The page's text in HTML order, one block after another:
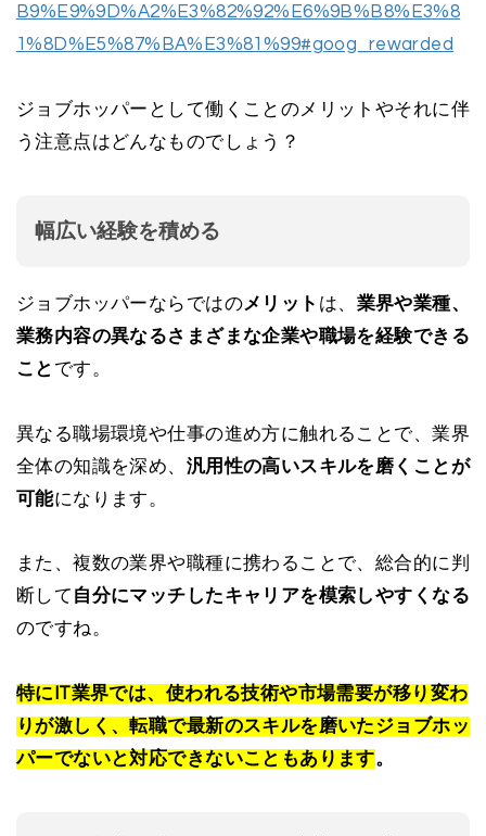
B9%E9%9D%A2%E3%82%92%E6%9B%B8%E3%8
1%8D%E5%87%BA%E3%81%99#goog_rewarded
ジョブホッパーとして働くことのメリットやそれに伴
う注意点はどんなものでしょう？
幅広い経験を積める
ジョブホッパーならではのメリット は、 業界や業種、
業務内容の異なるさまざまな企業や職場を経験できる
こと です。
異なる職場環境や仕事の進め方に触れることで、業界
全体の知識を深め、 汎用性の高いスキルを磨くことが
可能になります。
また、複数の業界や職種に携わることで、総合的に判
断して 自分にマッチしたキャリアを模索しやすくなる
のですね。
特にIT業界では、使われる技術や市場需要が移り変わ
りが激しく、転職で最新のスキルを磨いたジョブホッ
パーでないと対応できないこともあります。